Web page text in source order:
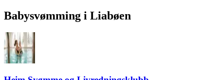
Babysvømming i Liabøen